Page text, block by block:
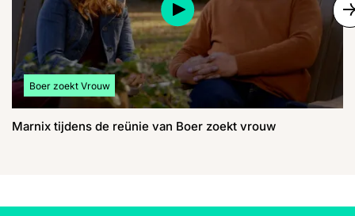
Bekijk meer artikelen over:
Boer zoekt Vrouw
Marnix tijdens de reünie van Boer zoekt vrouw